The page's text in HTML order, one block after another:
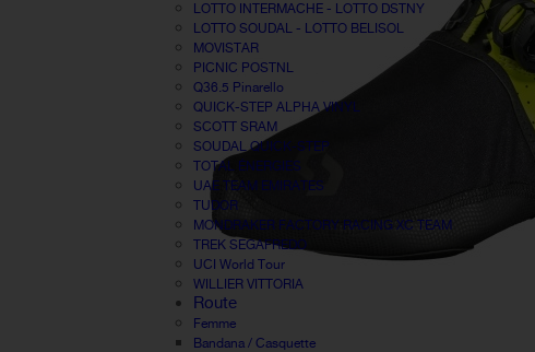
LOTTO INTERMACHE - LOTTO DSTNY
LOTTO SOUDAL - LOTTO BELISOL
MOVISTAR
PICNIC POSTNL
Q36.5 Pinarello
QUICK-STEP ALPHA VINYL
SCOTT SRAM
SOUDAL QUICK-STEP
TOTAL ÉNERGIES
UAE TEAM EMIRATES
TUDOR
MONDRAKER FACTORY RACING XC TEAM
TREK SEGAFREDO
UCI World Tour
WILLIER VITTORIA
Route
Femme
Bandana / Casquette